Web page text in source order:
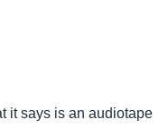
it says is an audiotape